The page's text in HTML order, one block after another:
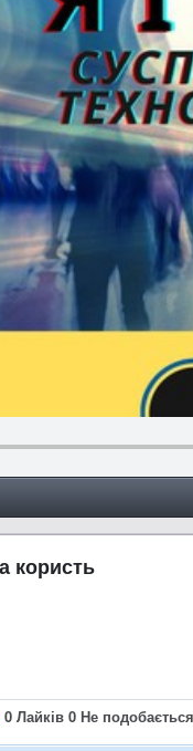
користь
0 Лайків 0 Не подобається